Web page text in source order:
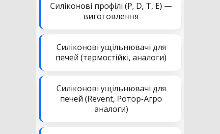
Силіконові профілі (P, D, T, E) —
виготовлення
Силіконові ущільнювачі для
печей (термостійкі, аналоги)
Силіконові ущільнювачі для
печей (Revent, Ротор-Агро
аналоги)